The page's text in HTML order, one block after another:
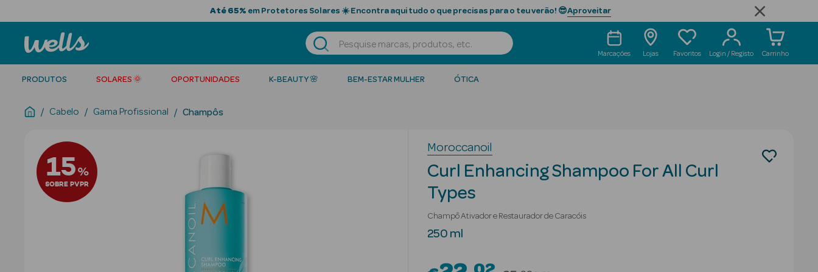
Até 65% em Protetores Solares ☀️ Encontra aqui tudo o que precisas para o teu verão! 😎Aproveitar
Marcações Lojas Favoritos Login / Registo Carrinho
PRODUTOS SOLARES 🌞 OPORTUNIDADES K-BEAUTY 🌸 BEM-ESTAR MULHER ÓTICA
Cabelo Gama Profissional Champôs
15%
SOBRE PVPR
Moroccanoil
Curl Enhancing Shampoo For All Curl
Types
Champô Ativador e Restaurador de Caracóis
250 ml